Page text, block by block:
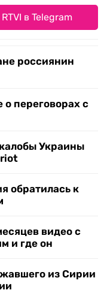
в Telegram
россиянин
переговорах с
Украины
обратилась к
видео с
и где он
из Сирии